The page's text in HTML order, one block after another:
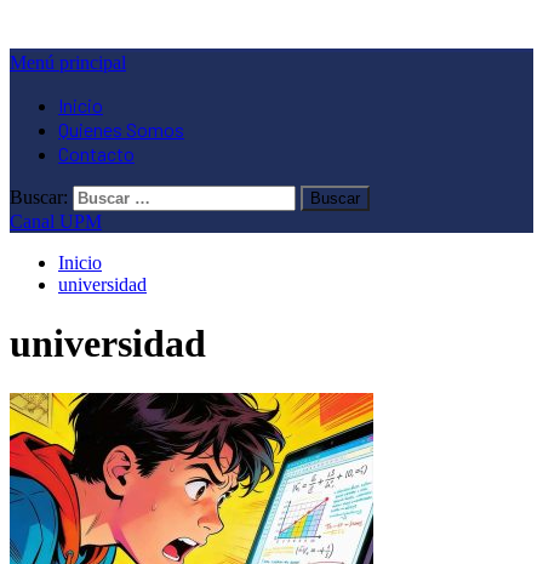
Menú principal
Inicio
Quienes Somos
Contacto
Buscar:
Canal UPM
Inicio
universidad
universidad